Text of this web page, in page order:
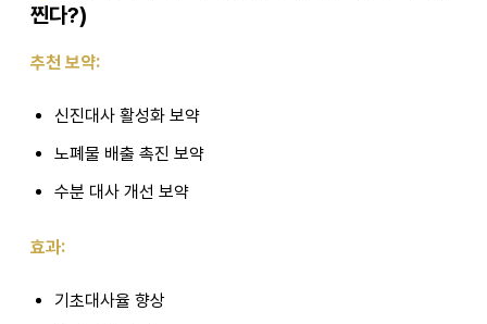
찐다?)
추천 보약:
신진대사 활성화 보약
노폐물 배출 촉진 보약
수분 대사 개선 보약
효과:
기초대사율 향상